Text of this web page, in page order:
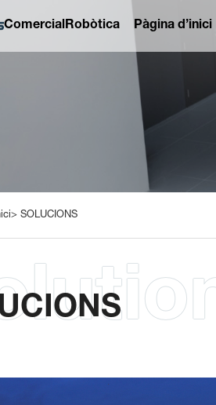
ComercialRobòtica Pàgina d’inici
SOLUCIONS